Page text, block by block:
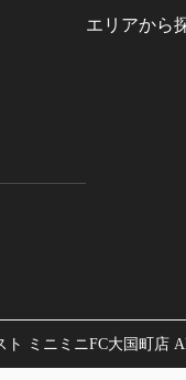
エリアから
ミニミニFC大国町店 All